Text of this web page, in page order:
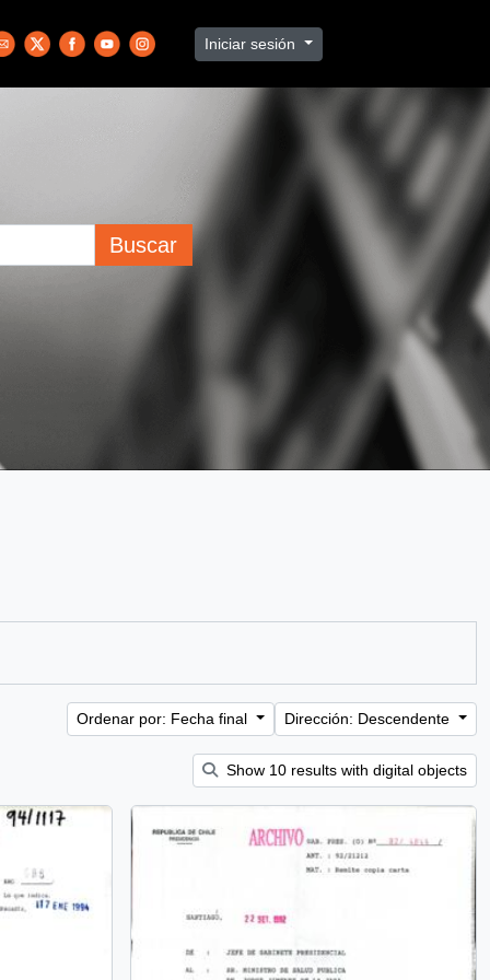
Iniciar sesión
Buscar
Ordenar por: Fecha final Dirección: Descendente
Show 10 results with digital objects